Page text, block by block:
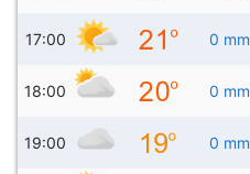
17:00 0 mm
18:00 0 mm
19:00 0 mm